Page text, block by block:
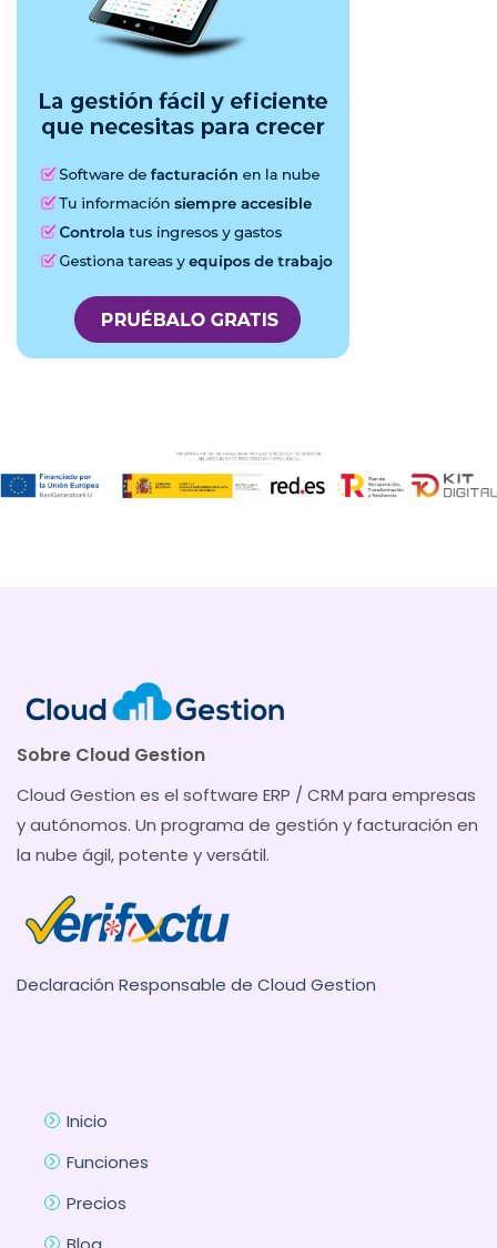
Sobre Cloud Gestion
Cloud Gestion es el software ERP / CRM para empresas
y autónomos. Un programa de gestión y facturación en
la nube ágil, potente y versátil.
Declaración Responsable de Cloud Gestion
Inicio
Funciones
Precios